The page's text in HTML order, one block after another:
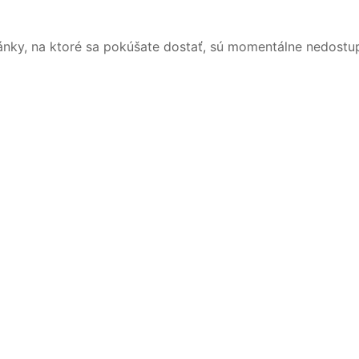
na ktoré sa pokúšate dostať, sú momentálne